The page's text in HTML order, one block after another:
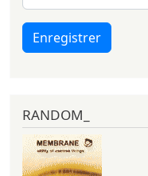
Enregistrer
RANDOM_